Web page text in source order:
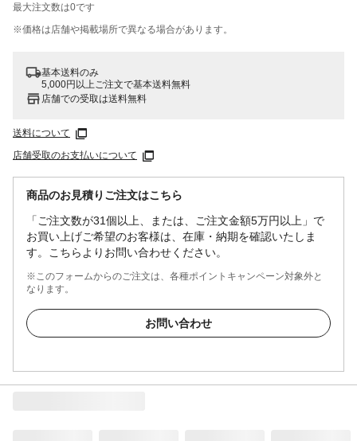
最大注文数は0です
※価格は​店舗や​掲載場所で​異なる​場合が​あります。
基本送料のみ
5,000円以上ご注文で基本送料無料
店舗での受取は送料無料
送料について
店舗受取のお支払いについて
商品のお見積りご注文はこちら
「ご注文数が31個以上、または、ご注文金額5万円以上」で
お買い上げご希望のお客様は、在庫・納期を確認いたしま
す。こちらよりお問い合わせください。
※このフォームからのご注文は、各種ポイントキャンペーン対象外と
なります。
お問い合わせ